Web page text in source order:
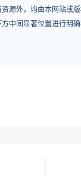
源外，均由本网站或
中间显著位置进行明